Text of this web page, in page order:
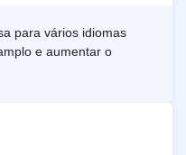
para vários idiomas
e aumentar o